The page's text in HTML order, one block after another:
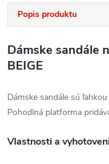
Popis produktu
Dámske sandále
BEIGE
Dámske sandále sú
Pohodlná platforma
Vlastnosti a